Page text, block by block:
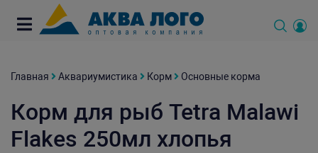
Главная Аквариумистика Корм Основные корма
Корм для рыб Tetra Malawi
Flakes 250мл хлопья